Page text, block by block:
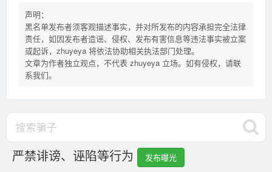
声明：
黑名单发布者须客观描述事实，并对所发布的内容承担完全法律
责任，如因发布者造谣、侵权、发布有害信息等违法事实被立案
或起诉，zhuyeya 将依法协助相关执法部门处理。
文章为作者独立观点，不代表 zhuyeya 立场。如有侵权，请联
系我们。
严禁诽谤、诬陷等行为 发布曝光